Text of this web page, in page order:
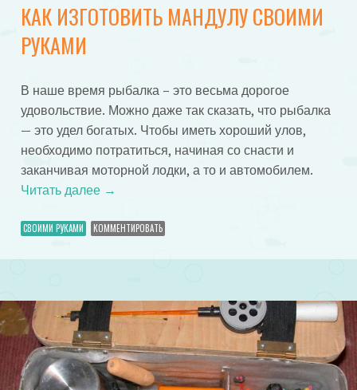
КАК ИЗГОТОВИТЬ МАНДУЛУ СВОИМИ
РУКАМИ
В наше время рыбалка – это весьма дорогое
удовольствие. Можно даже так сказать, что рыбалка
— это удел богатых. Чтобы иметь хороший улов,
необходимо потратиться, начиная со снасти и
заканчивая моторной лодки, а то и автомобилем.
Читать далее →
СВОИМИ РУКАМИ КОММЕНТИРОВАТЬ